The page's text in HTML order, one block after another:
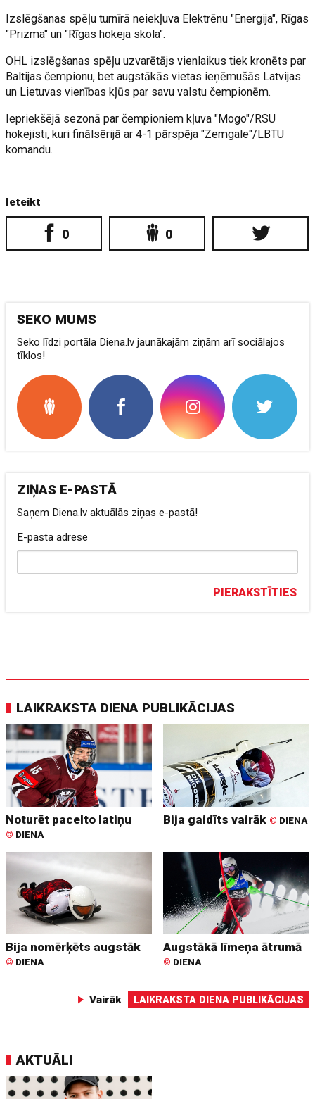
Izslēgšanas spēļu turnīrā neiekļuva Elektrēnu "Energija", Rīgas
"Prizma" un "Rīgas hokeja skola".
OHL izslēgšanas spēļu uzvarētājs vienlaikus tiek kronēts par
Baltijas čempionu, bet augstākās vietas ieņēmušās Latvijas
un Lietuvas vienības kļūs par savu valstu čempionēm.
Iepriekšējā sezonā par čempioniem kļuva "Mogo"/RSU
hokejisti, kuri finālsērijā ar 4-1 pārspēja "Zemgale"/LBTU
komandu.
Ieteikt
0 0
SEKO MUMS
Seko līdzi portāla Diena.lv jaunākajām ziņām arī sociālajos
tīklos!
ZIŅAS E-PASTĀ
Saņem Diena.lv aktuālās ziņas e-pastā!
E-pasta adrese
PIERAKSTĪTIES
LAIKRAKSTA DIENA PUBLIKĀCIJAS
Noturēt pacelto latiņu
© DIENA
Bija gaidīts vairāk © DIENA
Bija nomērķēts augstāk
© DIENA
Augstākā līmeņa ātrumā
© DIENA
Vairāk LAIKRAKSTA DIENA PUBLIKĀCIJAS
AKTUĀLI